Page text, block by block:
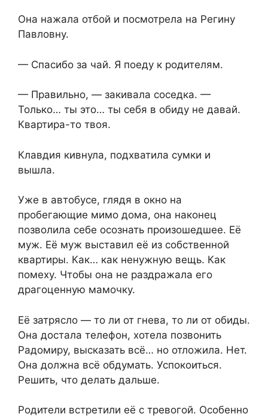
Она нажала отбой и посмотрела на Регину
Павловну.
— Спасибо за чай. Я поеду к родителям.
— Правильно, — закивала соседка. —
Только… ты это… ты себя в обиду не давай.
Квартира-то твоя.
Клавдия кивнула, подхватила сумки и
вышла.
Уже в автобусе, глядя в окно на
пробегающие мимо дома, она наконец
позволила себе осознать произошедшее. Её
муж. Её муж выставил её из собственной
квартиры. Как… как ненужную вещь. Как
помеху. Чтобы она не раздражала его
драгоценную мамочку.
Её затрясло — то ли от гнева, то ли от обиды.
Она достала телефон, хотела позвонить
Радомиру, высказать всё… но отложила. Нет.
Она должна всё обдумать. Успокоиться.
Решить, что делать дальше.
Родители встретили её с тревогой. Особенно